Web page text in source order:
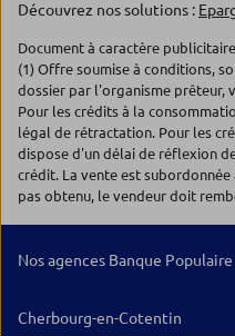
Découvrez nos solutions :
Document à caractère
(1) Offre soumise à conditions,
dossier par l'organisme prêteur,
Pour les crédits à la
légal de rétractation. Pour les
dispose d'un délai de réflexion
crédit. La vente est
pas obtenu, le vendeur doit
Nos agences Banque
Cherbourg-en-Cotentin